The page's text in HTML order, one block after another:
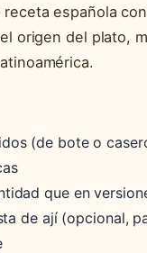
receta española
origen del plato,
(de bote o
que en
de ají (opcional,